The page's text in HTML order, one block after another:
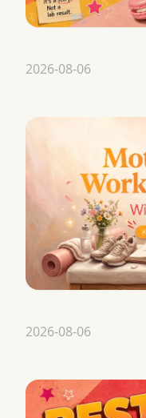
2026-08-06
2026-08-06